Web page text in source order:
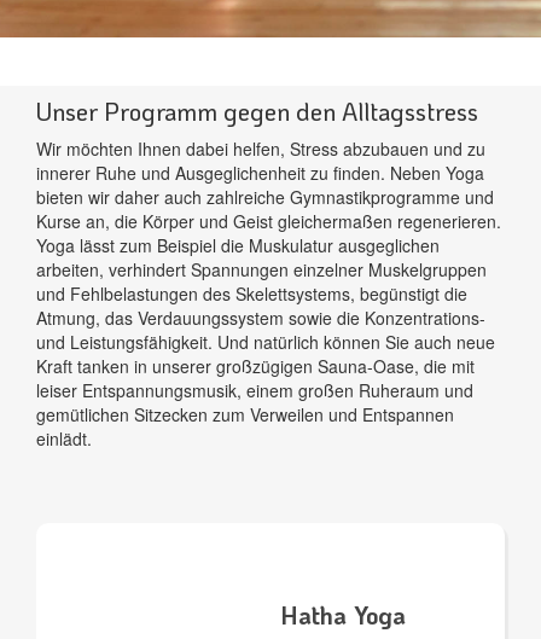
Unser Programm gegen den Alltagsstress
Wir möchten Ihnen dabei helfen, Stress abzubauen und zu
innerer Ruhe und Ausgeglichenheit zu finden. Neben Yoga
bieten wir daher auch zahlreiche Gymnastikprogramme und
Kurse an, die Körper und Geist gleichermaßen regenerieren.
Yoga lässt zum Beispiel die Muskulatur ausgeglichen
arbeiten, verhindert Spannungen einzelner Muskelgruppen
und Fehlbelastungen des Skelettsystems, begünstigt die
Atmung, das Verdauungssystem sowie die Konzentrations-
und Leistungsfähigkeit. Und natürlich können Sie auch neue
Kraft tanken in unserer großzügigen Sauna-Oase, die mit
leiser Entspannungsmusik, einem großen Ruheraum und
gemütlichen Sitzecken zum Verweilen und Entspannen
einlädt.
Hatha Yoga